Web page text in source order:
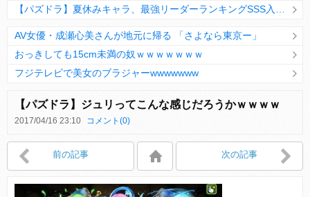
Powered by livedoor 相互RSS
AV女優・成瀬心美さんが地元に帰る 「さよなら東京ー」
おっきしても15cm未満の奴ｗｗｗｗｗｗｗ
フジテレビで美女のブラジャーwwwwwww
Powered by livedoor 相互RSS
【パズドラ】ジュリってこんな感じだろうかｗｗｗｗ
2017/04/16 23:10 コメント(0)
前の記事 次の記事